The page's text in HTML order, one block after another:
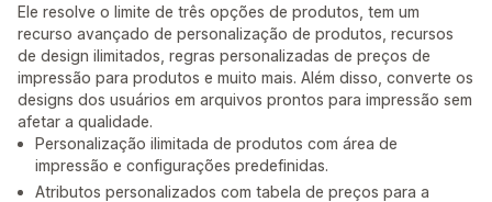
Ele resolve o limite de três opções de produtos, tem um
recurso avançado de personalização de produtos, recursos
de design ilimitados, regras personalizadas de preços de
impressão para produtos e muito mais. Além disso, converte os
designs dos usuários em arquivos prontos para impressão sem
afetar a qualidade.
Personalização ilimitada de produtos com área de
impressão e configurações predefinidas.
Atributos personalizados com tabela de preços para a